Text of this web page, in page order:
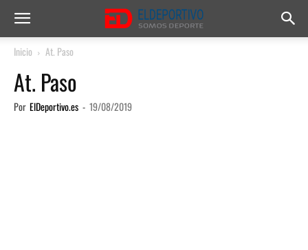
Inicio At. Paso
At. Paso
Por ElDeportivo.es - 19/08/2019